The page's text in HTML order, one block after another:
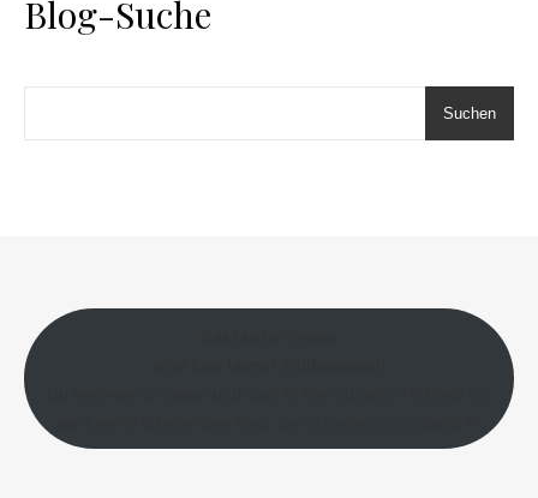
Blog-Suche
Suchen